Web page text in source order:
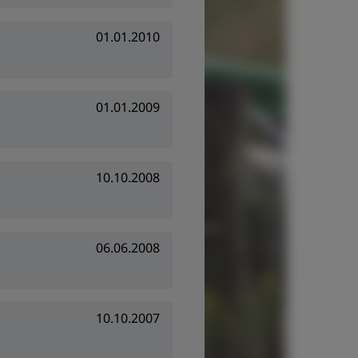
01.01.2010
01.01.2009
10.10.2008
06.06.2008
10.10.2007